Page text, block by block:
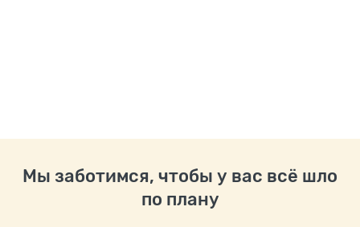
Мы заботимся, чтобы у вас всё шло
по плану